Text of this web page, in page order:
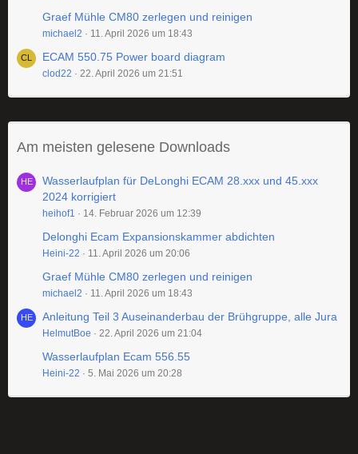
Graef Mühle CM80 zerlegen und reinigen
michael2 11. April 2026 um 18:43
ECAM 550.75 Power board diagram
clod22 22. April 2026 um 21:51
Am meisten gelesene Downloads
Wasserlaufplan für DeLonghi ECAM 28.xxx und 45.xxx
2024 korrigiert
heihof1 14. Februar 2026 um 12:39
Delonghi Ecam Expansionskammer abdichten
Heini-22 11. April 2026 um 20:06
Graef Mühle CM80 zerlegen und reinigen
michael2 11. April 2026 um 18:43
Anleitung Teil 3 Auseinanderbau der Brühgruppe, alle Jura
HelmutBoe 22. April 2026 um 21:04
Wasserlaufplan Ecam 556.55
Heini-22 5. Mai 2026 um 20:28